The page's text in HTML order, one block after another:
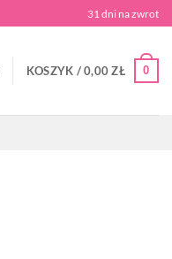
31 dni na zwrot
KOSZYK /0,00ZŁ 0